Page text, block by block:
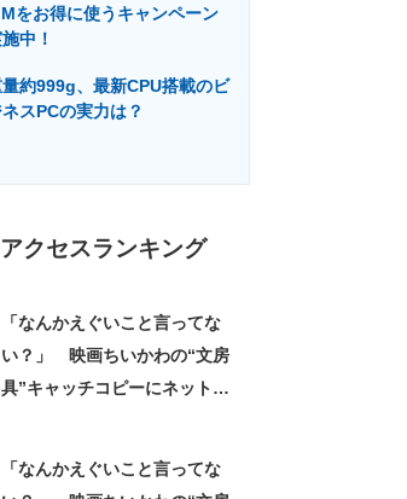
をお得に使うキャンペーン
中！
約999g、最新CPU搭載のビ
スPCの実力は？
アクセスランキング
「なんかえぐいこと言ってな
い？」 映画ちいかわの“文房
具”キャッチコピーにネット騒
「なんかえぐいこと言ってな